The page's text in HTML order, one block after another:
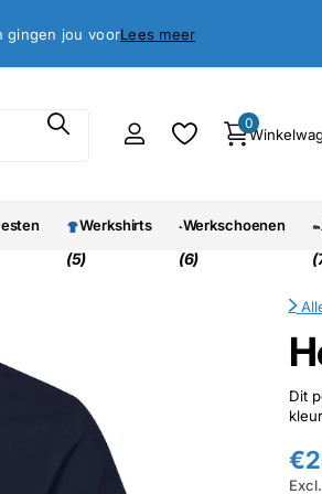
geld terug garantieLees meer
0
Werkshirts
(5)
Werkschoenen
(6)
Dit